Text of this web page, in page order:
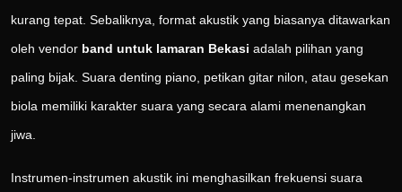
kurang tepat. Sebaliknya, format akustik yang biasanya ditawarkan
oleh vendor band untuk lamaran Bekasi adalah pilihan yang
paling bijak. Suara denting piano, petikan gitar nilon, atau gesekan
biola memiliki karakter suara yang secara alami menenangkan
jiwa.
Instrumen-instrumen akustik ini menghasilkan frekuensi suara